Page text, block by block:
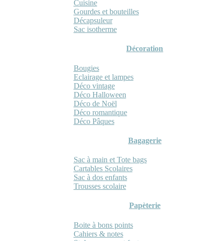
Cuisine
Gourdes et bouteilles
Décapsuleur
Sac isotherme
Décoration
Bougies
Eclairage et lampes
Déco vintage
Déco Halloween
Déco de Noël
Déco romantique
Déco Pâques
Bagagerie
Sac à main et Tote bags
Cartables Scolaires
Sac à dos enfants
Trousses scolaire
Papèterie
Boite à bons points
Cahiers & notes